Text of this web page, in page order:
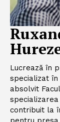
Lucrează în
specializat în
absolvit
specializarea
contribuit la